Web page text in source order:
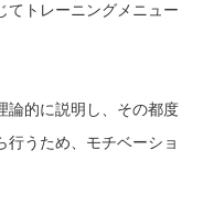
トレーニングメニュー
論的に説明し、その都度
行うため、モチベーショ